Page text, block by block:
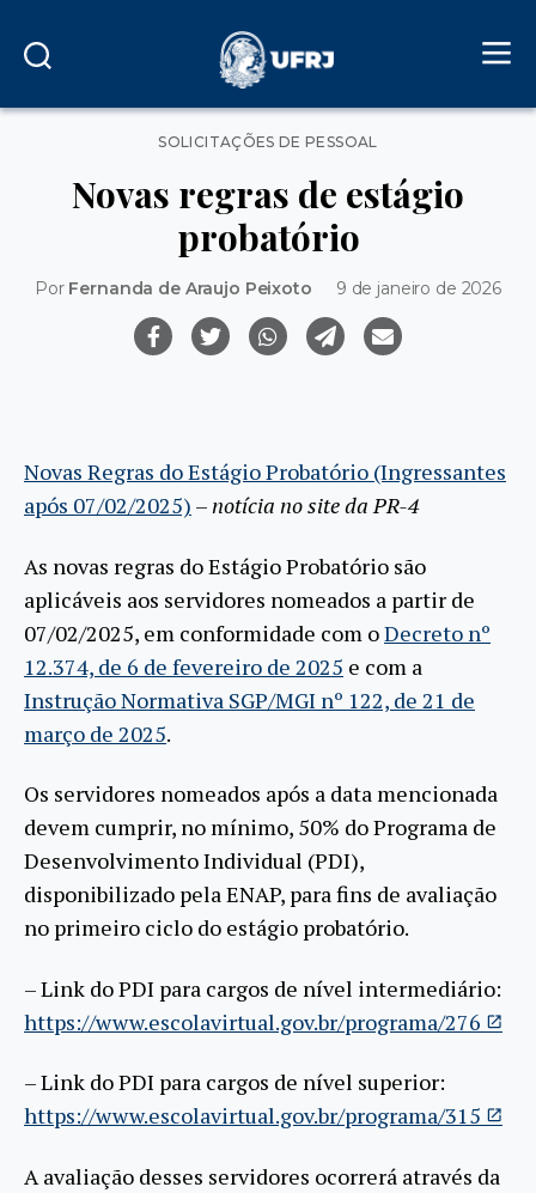
Categorias
SOLICITAÇÕES DE PESSOAL
Novas regras de estágio
probatório
Por Fernanda de Araujo Peixoto 9 de janeiro de 2026
Novas Regras do Estágio Probatório (Ingressantes
após 07/02/2025) –notícia no site da PR-4
As novas regras do Estágio Probatório são
aplicáveis aos servidores nomeados a partir de
07/02/2025, em conformidade com oDecreto nº
12.374, de 6 de fevereiro de 2025 e com a
Instrução Normativa SGP/MGI nº 122, de 21 de
março de 2025.
Os servidores nomeados após a data mencionada
devem cumprir, no mínimo, 50% do Programa de
Desenvolvimento Individual (PDI),
disponibilizado pela ENAP, para fins de avaliação
no primeiro ciclo do estágio probatório.
– Link do PDI para cargos de nível intermediário:
https://www.escolavirtual.gov.br/programa/276
– Link do PDI para cargos de nível superior:
https://www.escolavirtual.gov.br/programa/315
A avaliação desses servidores ocorrerá através da